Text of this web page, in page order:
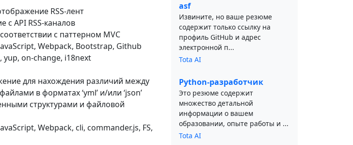
RSS-лент
с API RSS-каналов
с паттерном MVC
Webpack, Bootstrap, Github
yup, on-change, i18next
для нахождения различий между
в форматах ‘yml’ и/или ‘json’
структурами и файловой
Webpack, cli, commander.js, FS,
asf
Извините, но ваше резюме
содержит только ссылку на
профиль GitHub и адрес
электронной п...
Tota AI
Python-разработчик
Это резюме содержит
множество детальной
информации о вашем
образовании, опыте работы и ...
Tota AI